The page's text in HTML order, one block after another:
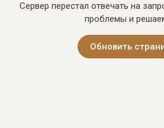
Сервер перестал отвечать на
проблемы и
Обновить